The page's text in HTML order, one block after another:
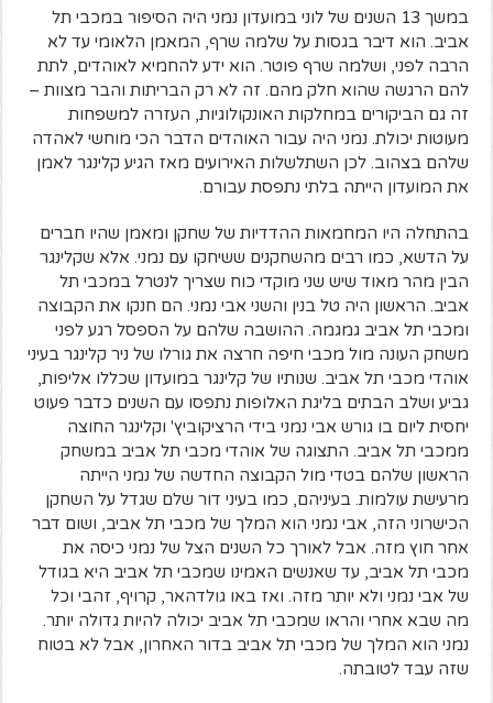
במשך 13 השנים של לוני במועדון נמני היה הסיפור במכבי תל
אביב. הוא דיבר בגסות על שלמה שרף, המאמן הלאומי עד לא
הרבה לפני, ושלמה שרף פוטר. הוא ידע להחמיא לאוהדים, לתת
להם הרגשה שהוא חלק מהם. זה לא רק הבריתות והבר מצוות –
זה גם הביקורים במחלקות האונקולוגיות, העזרה למשפחות
מעוטות יכולת. נמני היה עבור האוהדים הדבר הכי מוחשי לאהדה
שלהם בצהוב. לכן השתלשלות האירועים מאז הגיע קלינגר לאמן
את המועדון הייתה בלתי נתפסת עבורם.
בהתחלה היו המחמאות ההדדיות של שחקן ומאמן שהיו חברים
על הדשא, כמו רבים מהשחקנים ששיחקו עם נמני. אלא שקלינגר
הבין מהר מאוד שיש שני מוקדי כוח שצריך לנטרל במכבי תל
אביב. הראשון היה טל בנין והשני אבי נמני. הם חנקו את הקבוצה
ומכבי תל אביב גמגמה. ההושבה שלהם על הספסל רגע לפני
משחק העונה מול מכבי חיפה חרצה את גורלו של ניר קלינגר בעיני
אוהדי מכבי תל אביב. שנותיו של קלינגר במועדון שכללו אליפות,
גביע ושלב הבתים בליגת האלופות נתפסו עם השנים כדבר פעוט
יחסית ליום בו גורש אבי נמני בידי הרציקוביץ' וקלינגר החוצה
ממכבי תל אביב. התצוגה של אוהדי מכבי תל אביב במשחק
הראשון שלהם בטדי מול הקבוצה החדשה של נמני הייתה
מרעישת עולמות. בעיניהם, כמו בעיני דור שלם שגדל על השחקן
הכישרוני הזה, אבי נמני הוא המלך של מכבי תל אביב, ושום דבר
אחר חוץ מזה. אבל לאורך כל השנים הצל של נמני כיסה את
מכבי תל אביב, עד שאנשים האמינו שמכבי תל אביב היא בגודל
של אבי נמני ולא יותר מזה. ואז באו גולדהאר, קרויף, זהבי וכל
מה שבא אחרי והראו שמכבי תל אביב יכולה להיות גדולה יותר.
נמני הוא המלך של מכבי תל אביב בדור האחרון, אבל לא בטוח
שזה עבד לטובתה.